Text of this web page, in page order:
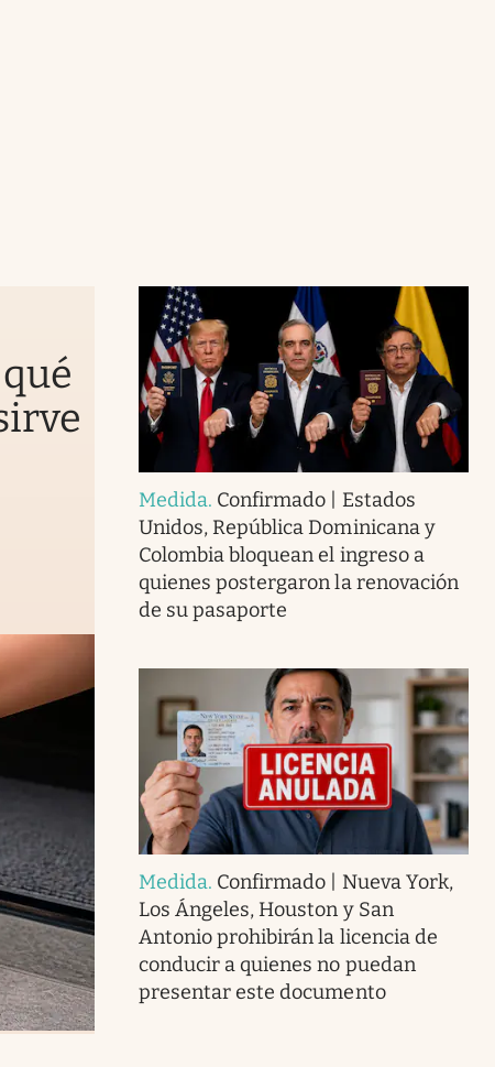
Medida. Confirmado | Estados
Unidos, República Dominicana y
Colombia bloquean el ingreso a
quienes postergaron la renovación
de su pasaporte
Medida. Confirmado | Nueva York,
Los Ángeles, Houston y San
Antonio prohibirán la licencia de
conducir a quienes no puedan
presentar este documento